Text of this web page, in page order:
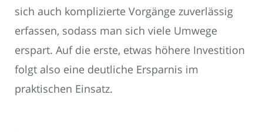
sich auch komplizierte Vorgänge zuverlässig
erfassen, sodass man sich viele Umwege
erspart. Auf die erste, etwas höhere Investition
folgt also eine deutliche Ersparnis im
praktischen Einsatz.